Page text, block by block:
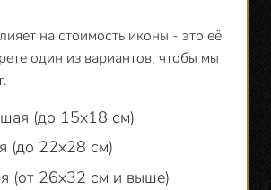
на стоимость иконы - это её
один из вариантов, чтобы мы
(до 15х18 см)
(до 22х28 см)
(от 26х32 см и выше)